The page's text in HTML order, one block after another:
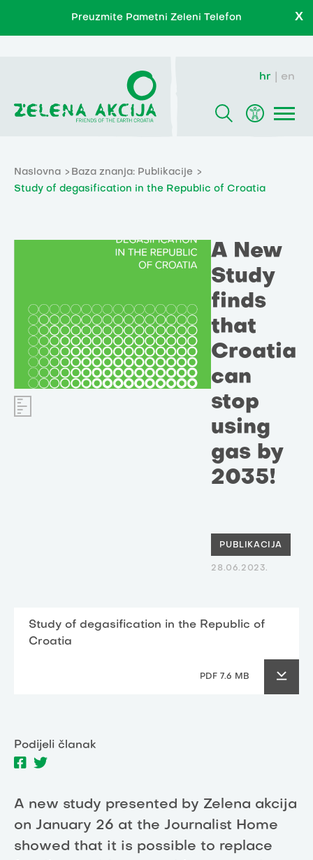
Preuzmite Pametni Zeleni Telefon X
hr en
Naslovna
Baza znanja: Publikacije
Study of degasification in the Republic of Croatia
A New
Study
finds
that
Croatia
can
stop
using
gas by
2035!
PUBLIKACIJA
28.06.2023.
Study of degasification in the Republic of
Croatia
PDF 7.6 MB
Podijeli članak
A new study presented by Zelena akcija
on January 26 at the Journalist Home
showed that it is possible to replace